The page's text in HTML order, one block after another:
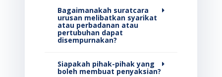
Bagaimanakah suratcara
urusan melibatkan syarikat
atau perbadanan atau
pertubuhan dapat
disempurnakan?
Siapakah pihak-pihak yang
boleh membuat penyaksian?